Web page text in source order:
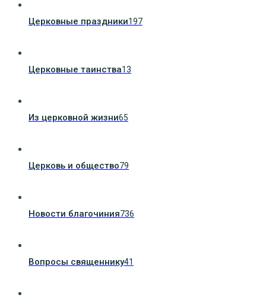
Церковные праздники197
Церковные таинства13
Из церковной жизни65
Церковь и общество79
Новости благочиния736
Вопросы священнику41